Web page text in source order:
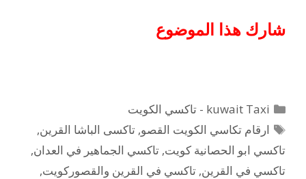
شارك هذا الموضوع
التصنيفات
kuwait Taxi - تاكسي الكويت
الوسوم
ارقام تكاسي الكويت القصو,تاكسى الباشا القرين,
تاكسي ابو الحصانية كويت, تاكسي الجماهير في العدان,
تاكسي في القرين, تاكسي في القرين والقصوركويت,